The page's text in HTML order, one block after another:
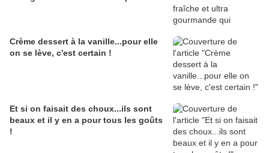
Crème dessert à la vanille...pour elle
on se lève, c'est certain !
Et si on faisait des choux...ils sont
beaux et il y en a pour tous les goûts
!